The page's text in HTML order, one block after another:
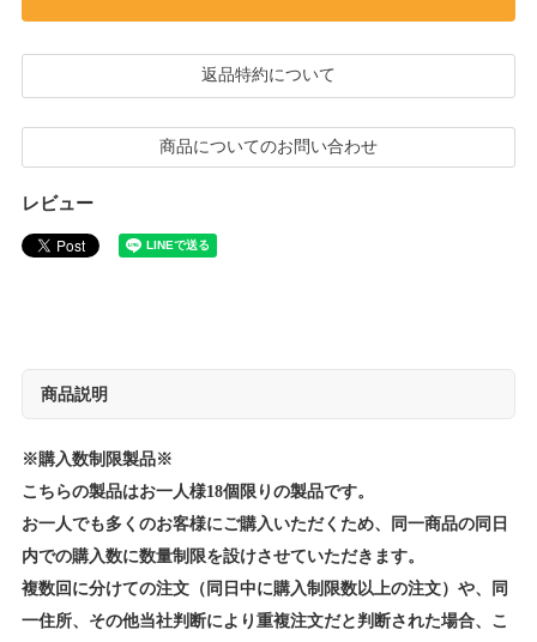
返品特約について
商品についてのお問い合わせ
レビュー
商品説明
※購入数制限製品※
こちらの製品はお一人様18個限りの製品です。
お一人でも多くのお客様にご購入いただくため、同一商品の同日
内での購入数に数量制限を設けさせていただきます。
複数回に分けての注文（同日中に購入制限数以上の注文）や、同
一住所、その他当社判断により重複注文だと判断された場合、こ